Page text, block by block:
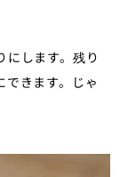
にします。残り
できます。じゃ